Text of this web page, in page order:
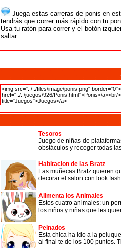
Juega estas carreras de ponis en
tendrás que correr más rápido con tu
Usa tu ratón para correr y el botón
saltar.
Tesoros
Juego de niñas de
obstáculos y recoger todas
Habitacion de las Bratz
Las muñecas Bratz quieren
decorar el salon con look
Alimenta los Animales
Estos cuatro animales: un
los niños y niñas que les
Peinados
Esta chica ha ido a la
al final te de los 100 puntos.